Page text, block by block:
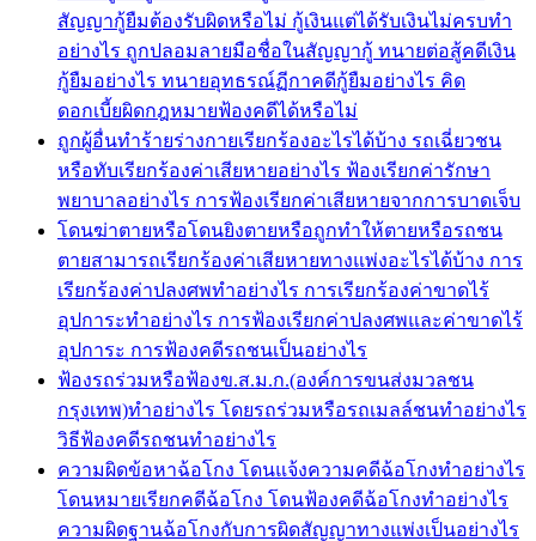
สัญญากู้ยืมต้องรับผิดหรือไม่ กู้เงินแต่ได้รับเงินไม่ครบทำ
อย่างไร ถูกปลอมลายมือชื่อในสัญญากู้ ทนายต่อสู้คดีเงิน
กู้ยืมอย่างไร ทนายอุทธรณ์ฏีกาคดีกู้ยืมอย่างไร คิด
ดอกเบี้ยผิดกฎหมายฟ้องคดีได้หรือไม่
ถูกผู้อื่นทำร้ายร่างกายเรียกร้องอะไรได้บ้าง รถเฉี่ยวชน
หรือทับเรียกร้องค่าเสียหายอย่างไร ฟ้องเรียกค่ารักษา
พยาบาลอย่างไร การฟ้องเรียกค่าเสียหายจากการบาดเจ็บ
โดนฆ่าตายหรือโดนยิงตายหรือถูกทำให้ตายหรือรถชน
ตายสามารถเรียกร้องค่าเสียหายทางแพ่งอะไรได้บ้าง การ
เรียกร้องค่าปลงศพทำอย่างไร การเรียกร้องค่าขาดไร้
อุปการะทำอย่างไร การฟ้องเรียกค่าปลงศพและค่าขาดไร้
อุปการะ การฟ้องคดีรถชนเป็นอย่างไร
ฟ้องรถร่วมหรือฟ้องข.ส.ม.ก.(องค์การขนส่งมวลชน
กรุงเทพ)ทำอย่างไร โดยรถร่วมหรือรถเมลล์ชนทำอย่างไร
วิธีฟ้องคดีรถชนทำอย่างไร
ความผิดข้อหาฉ้อโกง โดนแจ้งความคดีฉ้อโกงทำอย่างไร
โดนหมายเรียกคดีฉ้อโกง โดนฟ้องคดีฉ้อโกงทำอย่างไร
ความผิดฐานฉ้อโกงกับการผิดสัญญาทางแพ่งเป็นอย่างไร